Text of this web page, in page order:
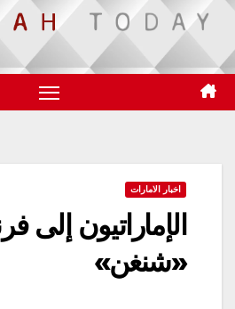
اخبار الامارات
الإماراتيون إلى
«شنغن»